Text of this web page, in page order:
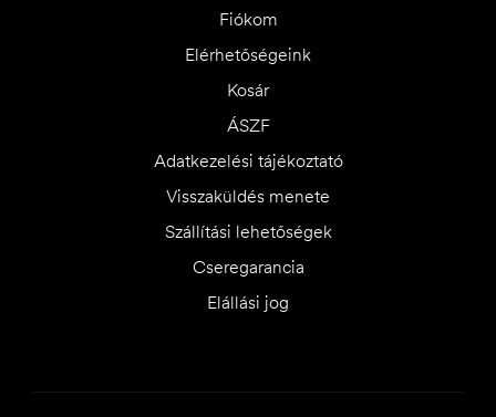
Fiókom
Elérhetőségeink
Kosár
ÁSZF
Adatkezelési tájékoztató
Visszaküldés menete
Szállítási lehetőségek
Cseregarancia
Elállási jog